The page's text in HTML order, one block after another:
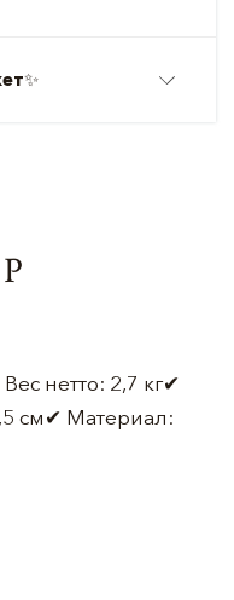
✨
нетто: 2,7 кг✔
см✔ Материал: